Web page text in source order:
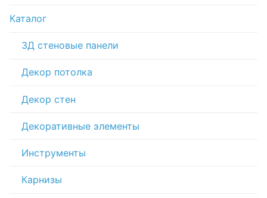
Каталог
3Д стеновые панели
Декор потолка
Декор стен
Декоративные элементы
Инструменты
Карнизы